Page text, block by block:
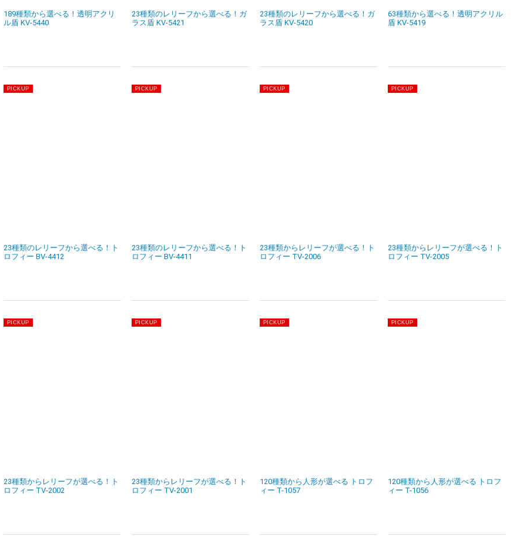
189種類から選べる！透明アクリ
ル盾 KV-5440
23種類のレリーフから選べる！ガ
ラス盾 KV-5421
23種類のレリーフから選べる！ガ
ラス盾 KV-5420
63種類から選べる！透明アクリル
盾 KV-5419
23種類のレリーフから選べる！ト
ロフィー BV-4412
23種類のレリーフから選べる！ト
ロフィー BV-4411
23種類からレリーフが選べる！ト
ロフィー TV-2006
23種類からレリーフが選べる！ト
ロフィー TV-2005
23種類からレリーフが選べる！ト
ロフィー TV-2002
23種類からレリーフが選べる！ト
ロフィー TV-2001
120種類から人形が選べる トロフ
ィー T-1057
120種類から人形が選べる トロフ
ィー T-1056